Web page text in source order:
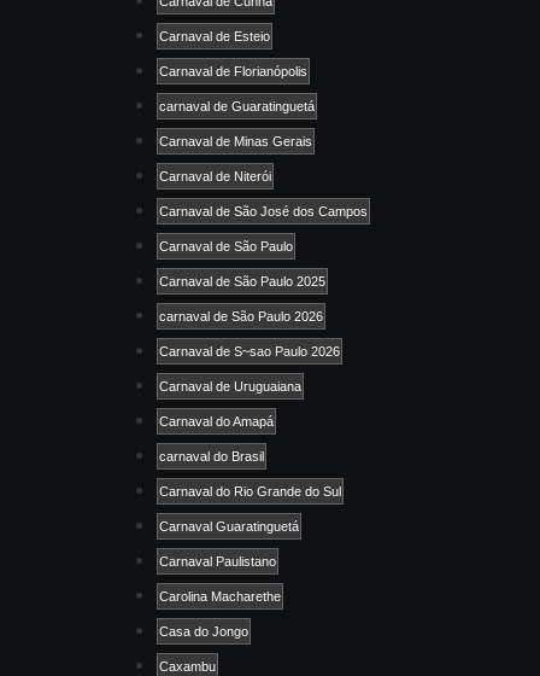
Carnaval de Esteio
Carnaval de Florianópolis
carnaval de Guaratinguetá
Carnaval de Minas Gerais
Carnaval de Niterói
Carnaval de São José dos Campos
Carnaval de São Paulo
Carnaval de São Paulo 2025
carnaval de São Paulo 2026
Carnaval de S~sao Paulo 2026
Carnaval de Uruguaiana
Carnaval do Amapá
carnaval do Brasil
Carnaval do Rio Grande do Sul
Carnaval Guaratinguetá
Carnaval Paulistano
Carolina Macharethe
Casa do Jongo
Caxambu